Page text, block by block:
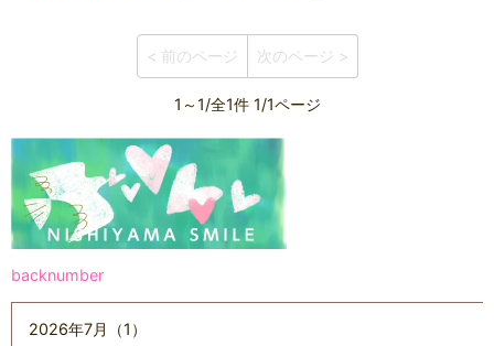
< 前のページ 次のページ >
1～1/全1件 1/1ページ
backnumber
2026年7月（1）